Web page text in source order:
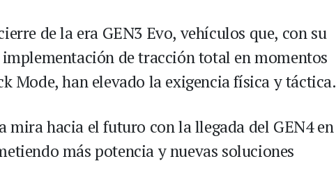
de la era GEN3 Evo, vehículos que, con su
de tracción total en momentos
Mode, han elevado la exigencia física y táctica.
mira hacia el futuro con la llegada del GEN4
más potencia y nuevas soluciones